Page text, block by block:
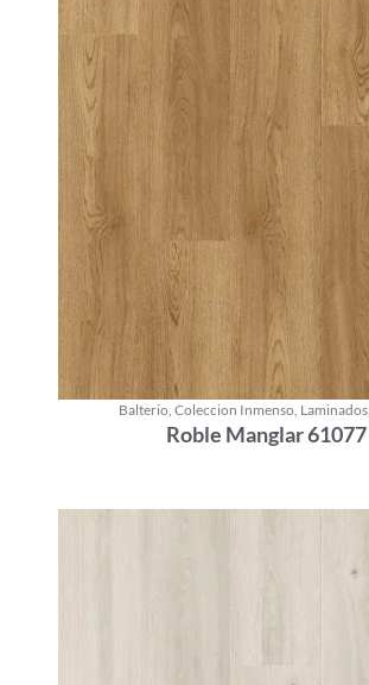
Balterio Coleccion Inmenso Laminados,
Roble Manglar 61077